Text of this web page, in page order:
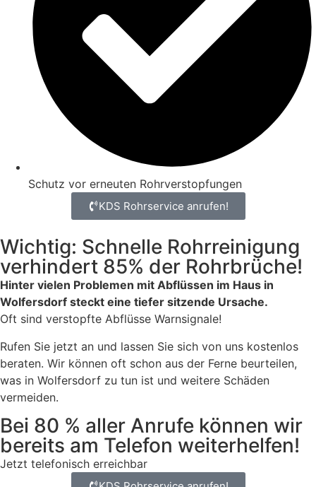
Schutz vor erneuten Rohrverstopfungen
KDS Rohrservice anrufen!
Wichtig: Schnelle Rohrreinigung
verhindert 85% der Rohrbrüche!
Hinter vielen Problemen mit Abflüssen im Haus in
Wolfersdorf steckt eine tiefer sitzende Ursache.
Oft sind verstopfte Abflüsse Warnsignale!
Rufen Sie jetzt an und lassen Sie sich von uns kostenlos
beraten. Wir können oft schon aus der Ferne beurteilen,
was in Wolfersdorf zu tun ist und weitere Schäden
vermeiden.
Bei 80 % aller Anrufe können wir
bereits am Telefon weiterhelfen!
Jetzt telefonisch erreichbar